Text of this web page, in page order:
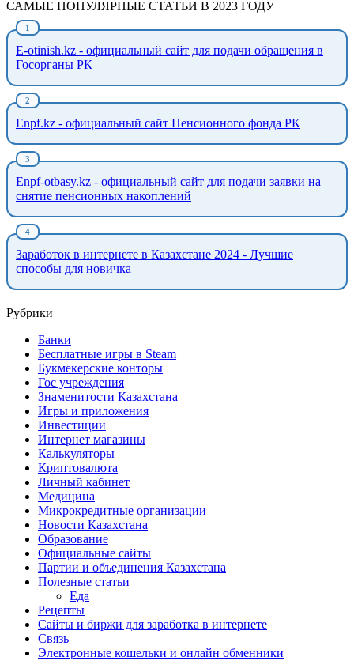
САМЫЕ ПОПУЛЯРНЫЕ СТАТЬИ В 2023 ГОДУ
E-otinish.kz - официальный сайт для подачи обращения в
Госорганы РК
Enpf.kz - официальный сайт Пенсионного фонда РК
Enpf-otbasy.kz - официальный сайт для подачи заявки на
снятие пенсионных накоплений
Заработок в интернете в Казахстане 2024 - Лучшие
способы для новичка
Рубрики
Банки
Бесплатные игры в Steam
Букмекерские конторы
Гос учреждения
Знаменитости Казахстана
Игры и приложения
Инвестиции
Интернет магазины
Калькуляторы
Криптовалюта
Личный кабинет
Медицина
Микрокредитные организации
Новости Казахстана
Образование
Официальные сайты
Партии и объединения Казахстана
Полезные статьи
Еда
Рецепты
Сайты и биржи для заработка в интернете
Связь
Электронные кошельки и онлайн обменники